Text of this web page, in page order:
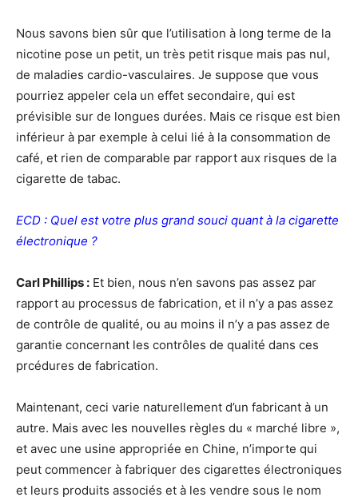
Nous savons bien sûr que l’utilisation à long terme de la
nicotine pose un petit, un très petit risque mais pas nul,
de maladies cardio-vasculaires. Je suppose que vous
pourriez appeler cela un effet secondaire, qui est
prévisible sur de longues durées. Mais ce risque est bien
inférieur à par exemple à celui lié à la consommation de
café, et rien de comparable par rapport aux risques de la
cigarette de tabac.
ECD : Quel est votre plus grand souci quant à la cigarette
électronique ?
Carl Phillips : Et bien, nous n’en savons pas assez par
rapport au processus de fabrication, et il n’y a pas assez
de contrôle de qualité, ou au moins il n’y a pas assez de
garantie concernant les contrôles de qualité dans ces
prcédures de fabrication.
Maintenant, ceci varie naturellement d’un fabricant à un
autre. Mais avec les nouvelles règles du « marché libre »,
et avec une usine appropriée en Chine, n’importe qui
peut commencer à fabriquer des cigarettes électroniques
et leurs produits associés et à les vendre sous le nom